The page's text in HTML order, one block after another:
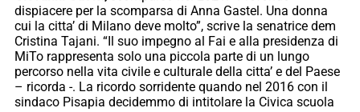
dispiacere per la scomparsa di Anna Gastel. Una donna
cui la citta’ di Milano deve molto”, scrive la senatrice dem
Cristina Tajani. “Il suo impegno al Fai e alla presidenza di
MiTo rappresenta solo una piccola parte di un lungo
percorso nella vita civile e culturale della citta’ e del Paese
– ricorda -. La ricordo sorridente quando nel 2016 con il
sindaco Pisapia decidemmo di intitolare la Civica scuola